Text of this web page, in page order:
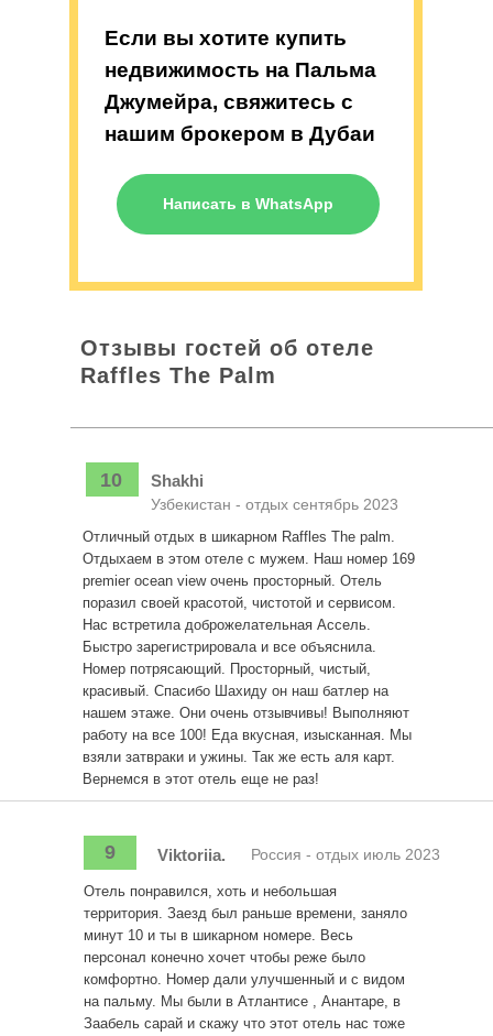
Написать в WhatsApp
Если вы хотите купить
недвижимость на Пальма
Джумейра, свяжитесь с
нашим брокером в Дубаи
Отзывы гостей об отеле
Raffles The Palm
Shakhi
Узбекистан - отдых сентябрь 2023
10
Отличный отдых в шикарном Raffles The palm.
Отдыхаем в этом отеле с мужем. Наш номер 169
premier ocean view очень просторный. Отель
поразил своей красотой, чистотой и сервисом.
Нас встретила доброжелательная Ассель.
Быстро зарегистрировала и все объяснила.
Номер потрясающий. Просторный, чистый,
красивый. Спасибо Шахиду он наш батлер на
нашем этаже. Они очень отзывчивы! Выполняют
работу на все 100! Еда вкусная, изысканная. Мы
взяли затвраки и ужины. Так же есть аля карт.
Вернемся в этот отель еще не раз!
Viktoriia. Россия - отдых июль 2023
9
Отель понравился, хоть и небольшая
территория. Заезд был раньше времени, заняло
минут 10 и ты в шикарном номере. Весь
персонал конечно хочет чтобы реже было
комфортно. Номер дали улучшенный и с видом
на пальму. Мы были в Атлантисе , Анантаре, в
Заабель сарай и скажу что этот отель нас тоже